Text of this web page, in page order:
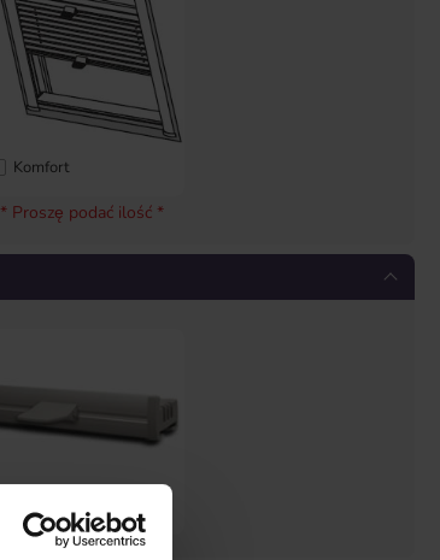
Komfort
* Proszę podać ilość *
srebrny